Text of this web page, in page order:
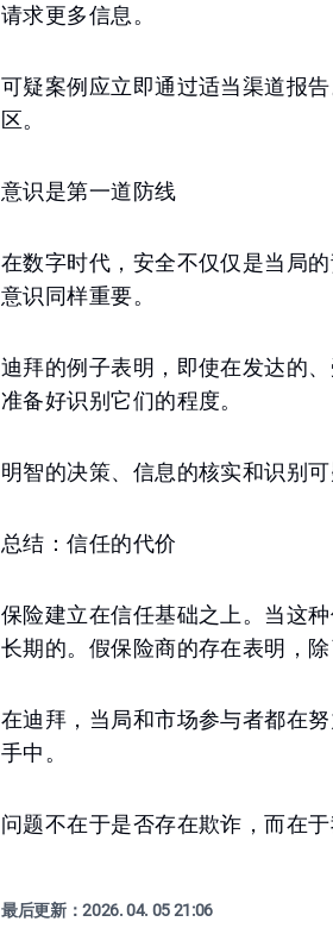
请求更多信息。
可疑案例应立即通过适当渠道报
区。
意识是第一道防线
在数字时代，安全不仅仅是当局
意识同样重要。
迪拜的例子表明，即使在发达的
准备好识别它们的程度。
明智的决策、信息的核实和识别
总结：信任的代价
保险建立在信任基础之上。当这
长期的。假保险商的存在表明，
在迪拜，当局和市场参与者都在
手中。
问题不在于是否存在欺诈，而在于
最后更新：2026. 04. 05 21:06